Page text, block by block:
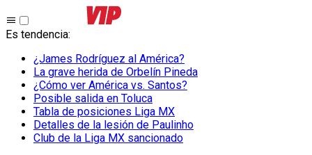
Es tendencia:
¿James Rodríguez al América?
La grave herida de Orbelín Pineda
¿Cómo ver América vs. Santos?
Posible salida en Toluca
Tabla de posiciones Liga MX
Detalles de la lesión de Paulinho
Club de la Liga MX sancionado